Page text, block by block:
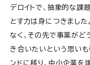
デロイトで、抽象的な課
とす力は身につきました
なく、その先で事業がど
き合いたいという思いも
ンドに移り、中小企業を